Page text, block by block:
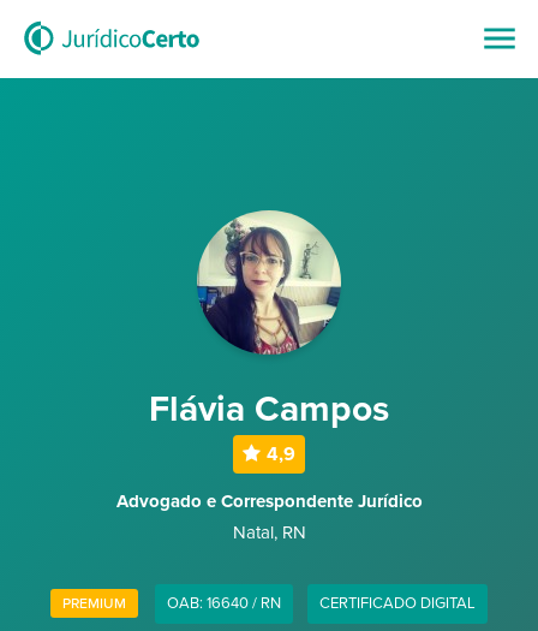
Flávia Campos
4,9
Advogado e Correspondente Jurídico
Natal, RN
PREMIUM OAB: 16640 / RN CERTIFICADO DIGITAL